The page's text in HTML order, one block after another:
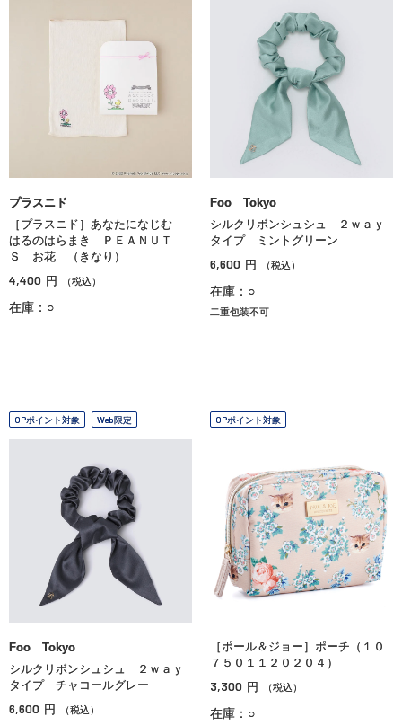
プラスニド
［プラスニド］あなたになじむ
はるのはらまき ＰＥＡＮＵＴ
Ｓ お花 （きなり）
4,400 円 （税込）
在庫：○
Foo Tokyo
シルクリボンシュシュ ２ｗａｙ
タイプ ミントグリーン
6,600 円 （税込）
在庫：○
二重包装不可
OPポイント対象 Web限定
Foo Tokyo
シルクリボンシュシュ ２ｗａｙ
タイプ チャコールグレー
6,600 円 （税込）
OPポイント対象
［ポール＆ジョー］ポーチ（１０
７５０１１２０２０４）
3,300 円 （税込）
在庫：○